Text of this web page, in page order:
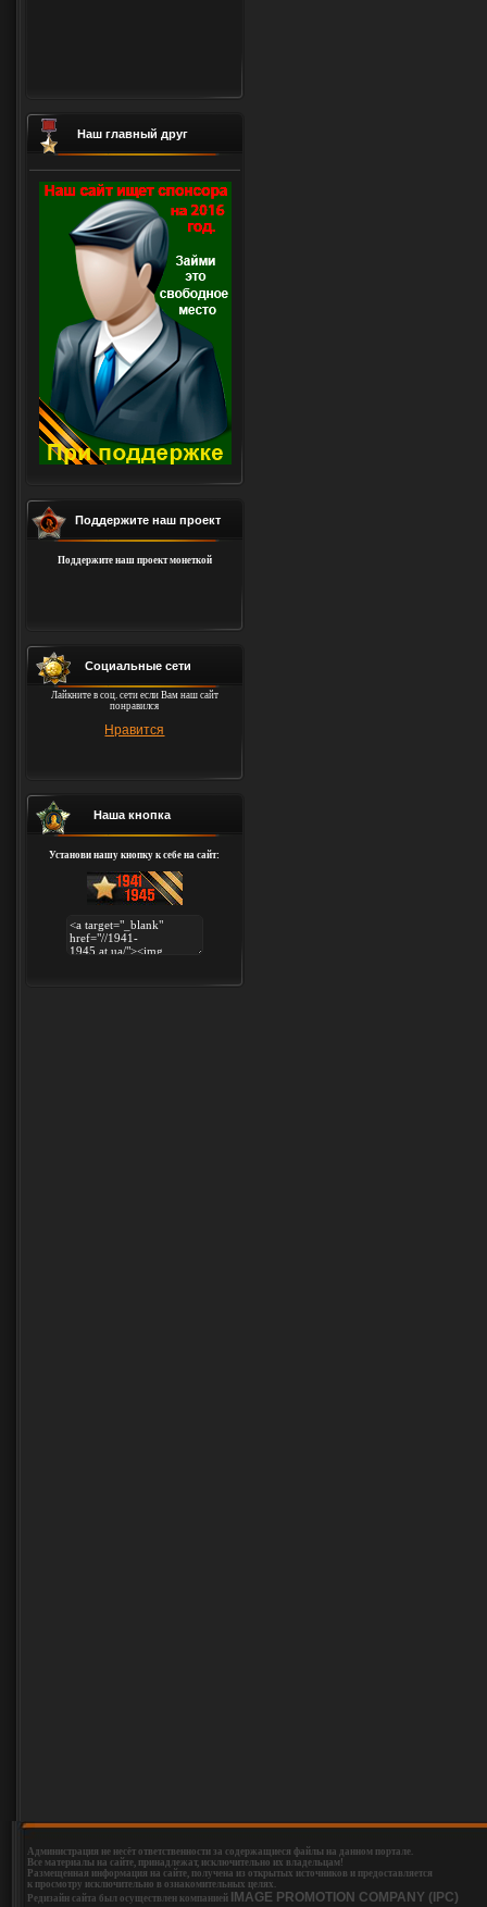
Наш главный друг
Поддержите наш проект
Поддержите наш проект монеткой
Социальные сети
Лайкните в соц. сети если Вам наш сайт
понравился
Нравится
Наша кнопка
Установи нашу кнопку к себе на сайт:
Администрация не несёт ответственности за содержащиеся файлы на данном портале.
Все материалы на сайте, принадлежат, исключительно их владельцам!
Размещенная информация на сайте, получена из открытых источников и предоставляется
к просмотру исключительно в ознакомительных целях.
Редизайн сайта был осуществлен компанией
IMAGE PROMOTION COMPANY (IPC)